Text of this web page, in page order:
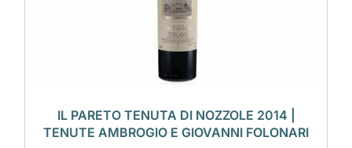
IL PARETO TENUTA DI NOZZOLE 2014 |
TENUTE AMBROGIO E GIOVANNI FOLONARI